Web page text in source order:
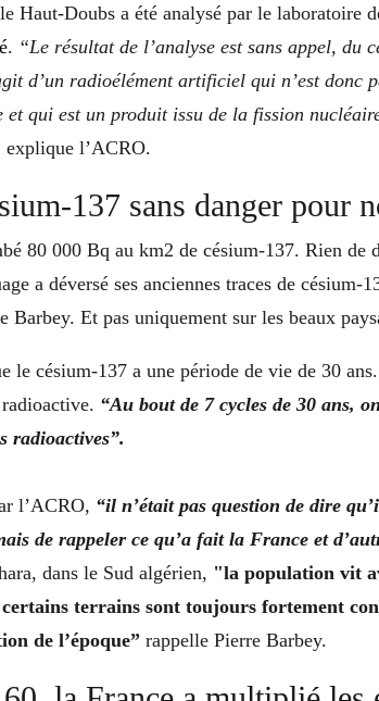
Haut-Doubs a été analysé par le laboratoire
. “Le résultat de l’analyse est sans appel, du
d’un radioélément artificiel qui n’est donc
et qui est un produit issu de la fission
explique l’ACRO.
137 sans danger pour
80 000 Bq au km2 de césium-137. Rien de
a déversé ses anciennes traces de césium-
Barbey. Et pas uniquement sur les beaux
le césium-137 a une période de vie de 30
“Au bout de 7 cycles de 30 ans,
radioactives”.
l’ACRO, “il n’était pas question de dire
de rappeler ce qu’a fait la France et
dans le Sud algérien, "la population vit
terrains sont toujours fortement
de l’époque” rappelle Pierre Barbey.